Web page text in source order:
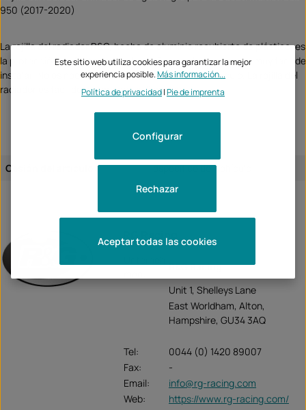
950 (2017-2020)
La rejilla del radiador R&G, hecha de aluminio recubierto de plástico, es
la protección perfecta contra los daños en el radiador y es muy fácil de
instalar. No es necesario perforar o modificar el vehículo. La rejilla del
radiador es fácil de quitar para su limpieza.
Cesión del artículo: específico del vehículo
RG Racing
R&G Racing
Unit 1, Shelleys Lane
East Worldham, Alton,
Hampshire, GU34 3AQ
Tel:
0044 (0) 1420 89007
Fax:
-
Email:
info@rg-racing.com
Web:
https://www.rg-racing.com/
Este sitio web utiliza cookies para garantizar la mejor
experiencia posible.Más información...
Política de privacidad|Pie de imprenta
Rechazar
Configurar
Aceptar todas las cookies